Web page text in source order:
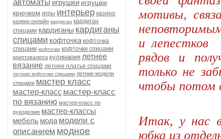
автоматы игрушки игрушки
крючком игры интерьер казино
казино онлайн кардиган кардиган
спицами кардиганы кардиганы
спицами кофточка кофточка
спицами кофточки кофточки спицами
криптовалюта кулинария летнее
вязание летнее платье спицами
летние кофточки спицами летние модели
спицами мастер класс
мастер-класс мастер-класс
по вязанию мастер-класс по
рукоделию мастер-классы
мебель мода модели с
описанием модное
мотивы,
и лепестков
рядов и
только не
чтобы потом
Итак, у нас
юбка из